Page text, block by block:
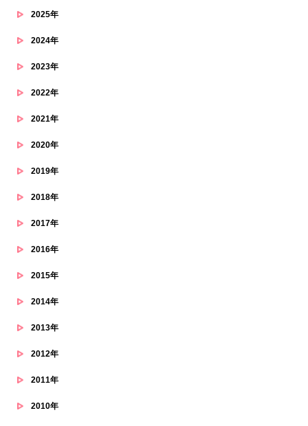
2025年
2024年
2023年
2022年
2021年
2020年
2019年
2018年
2017年
2016年
2015年
2014年
2013年
2012年
2011年
2010年